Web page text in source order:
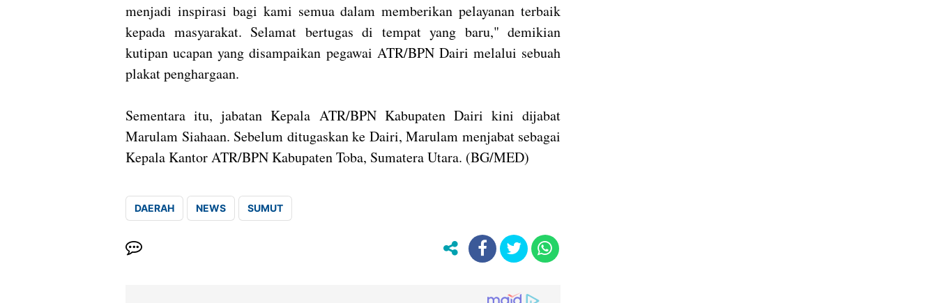
menjadi inspirasi bagi kami semua dalam memberikan pelayanan terbaik
kepada masyarakat. Selamat bertugas di tempat yang baru," demikian
kutipan ucapan yang disampaikan pegawai ATR/BPN Dairi melalui sebuah
plakat penghargaan.
Sementara itu, jabatan Kepala ATR/BPN Kabupaten Dairi kini dijabat
Marulam Siahaan. Sebelum ditugaskan ke Dairi, Marulam menjabat sebagai
Kepala Kantor ATR/BPN Kabupaten Toba, Sumatera Utara. (BG/MED)
DAERAH NEWS SUMUT